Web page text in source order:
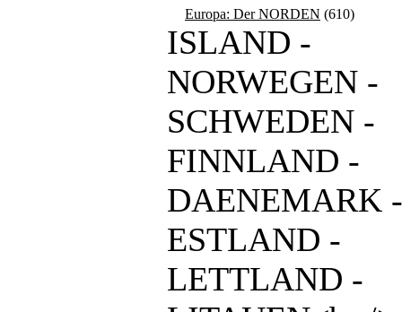
Europa: Der NORDEN (610)
ISLAND -
NORWEGEN -
SCHWEDEN -
FINNLAND -
DAENEMARK -
ESTLAND -
LETTLAND -